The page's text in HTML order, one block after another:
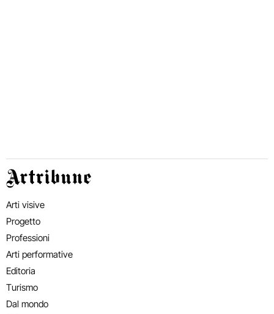
Artribune
Arti visive
Progetto
Professioni
Arti performative
Editoria
Turismo
Dal mondo